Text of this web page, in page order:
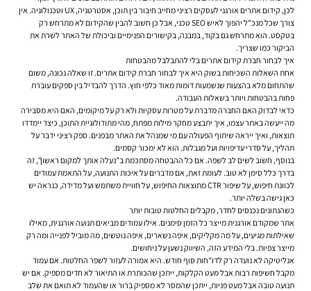
לכן, קידום אתרים אורגני לעסקים
רציני מחייב חיבור בין תוכן, אסטרטגיה, UX וטכנולוגיה. אין
צורך שכל מנכ"ל יהפוך לאיש SEO טכני, אבל כן חשוב להבין שהקידום לא מתרחש רק
בטקסט. הוא מתרחש גם בקוד, במבנה, בקישורים הפנימיים וביכולת של האתר לשרת את
הביקור כמו שצריך.
איך לבחור חברת קידום אתרים בלי להתבלבל מהבטחות
אחת השאלות השכיחות בשוק היא איך לבחור חברת קידום אתרים. זו שאלה נכונה, משום
שהתחום מלא בהצעות שנשמעות דומות מאוד כלפי חוץ. הדרך להבדיל בין ספקים עוברת
פחות בהבטחות ויותר בשאלות העבודה.
כדאי לבדוק האם החברה מדברת על מטרות עסקיות ולא רק על מיקומים, האם היא מסבירה
מה ייעשה באתר עצמו, איך יתבצע מחקר מילות מפתח, מהי מתודולוגיית התוכן, כיצד יימדדו
תוצאות, ואיך ייראה שיתוף הפעולה עם מי שמנהל את האתר מבפנים. ספק רציני ידבר על
תהליך, על סדרי עדיפויות ועל מגבלות. הוא לא ימכור קסמים.
בנוסף, חשוב לשים לב לשפה. אם כל ההבטחה מסתכמת ב”נעלה אותך למקום ראשון”, זה
בדרך כלל סימן לא טוב. לעומת זאת, אם מדברים על איכות התנועה, על התאמת עמודים
לכוונת חיפוש, על שיפור CTR מתוצאות החיפוש, על חוויית משתמש ועל מדידה, כנראה יש
כאן גישה בשלה יותר.
כשהנתונים נכנסים לחדר, מקבלים החלטות טובות יותר
אתר שמקודם אורגנית מייצר כל הזמן סימנים. אילו עמודים מביאים תנועה אורגנית, מאילו
שאילתות מגיעים, על מה מקליקים, איפה נשארים, איפה נוטשים, מה מוביל לפנייה ומה רק
מייצר צפיות. בלי המידע הזה, השיווק נשען על ניחושים.
אנליטיקה לא נועדה רק לדו"חות סוף חודש. היא אמורה לעזור לשפר החלטות. אם עמוד
מקבל חשיפות רבות אבל מעט הקלקות, ייתכן שהכותרת או התיאור לא חדים מספיק. אם יש
תנועה טובה אבל מעט פניות, ייתכן שהמסר לא מספיק ברור או שהעמוד לא תואם את שלב